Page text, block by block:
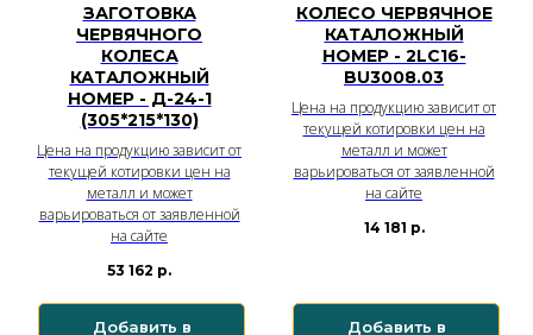
ЗАГОТОВКА
ЧЕРВЯЧНОГО
КОЛЕСА
КАТАЛОЖНЫЙ
НОМЕР - Д-24-1
(305*215*130)
Цена на продукцию зависит от
текущей котировки цен на
металл и может
варьироваться от заявленной
на сайте
53 162 р.
Добавить в
КОЛЕСО ЧЕРВЯЧНОЕ
КАТАЛОЖНЫЙ
НОМЕР - 2LC16-
BU3008.03
Цена на продукцию зависит от
текущей котировки цен на
металл и может
варьироваться от заявленной
на сайте
14 181 р.
Добавить в